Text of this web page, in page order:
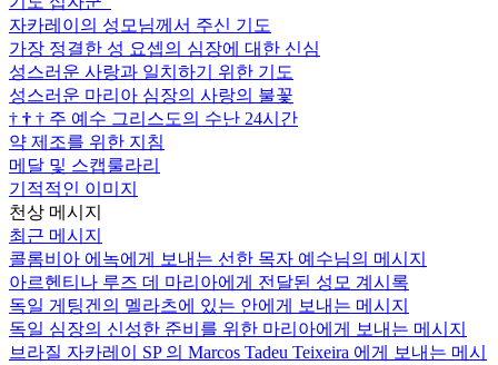
자카레이의 성모님께서 주신 기도
가장 정결한 성 요셉의 심장에 대한 신심
성스러운 사랑과 일치하기 위한 기도
성스러운 마리아 심장의 사랑의 불꽃
† † † 주 예수 그리스도의 수난 24시간
약 제조를 위한 지침
메달 및 스캡룰라리
기적적인 이미지
천상 메시지
최근 메시지
콜롬비아 에녹에게 보내는 선한 목자 예수님의 메시지
아르헨티나 루즈 데 마리아에게 전달된 성모 계시록
독일 게팅겐의 멜라츠에 있는 안에게 보내는 메시지
독일 심장의 신성한 준비를 위한 마리아에게 보내는 메시지
브라질 자카레이 SP 의 Marcos Tadeu Teixeira 에게 보내는 메시